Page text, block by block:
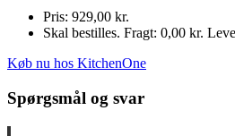
Pris: 929,00 kr.
Skal bestilles. Fragt: 0,00 kr.
Køb nu hos KitchenOne
Spørgsmål og svar